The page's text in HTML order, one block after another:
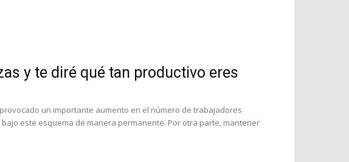
y te diré qué tan productivo eres
un importante aumento en el número de trabajadores
este esquema de manera permanente. Por otra parte, mantener